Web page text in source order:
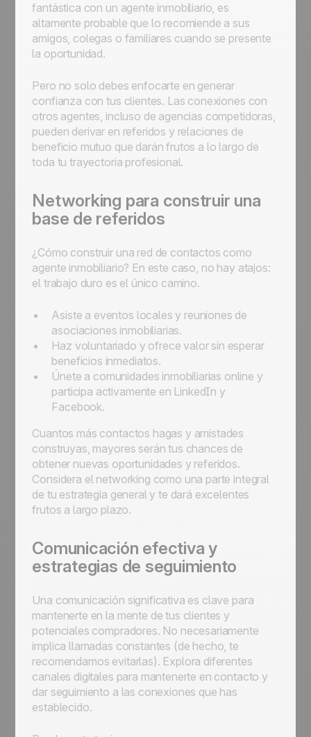
fantástica con un agente inmobiliario, es
altamente probable que lo recomiende a sus
amigos, colegas o familiares cuando se presente
la oportunidad.
Pero no solo debes enfocarte en generar
confianza con tus clientes. Las conexiones con
otros agentes, incluso de agencias competidoras,
pueden derivar en referidos y relaciones de
beneficio mutuo que darán frutos a lo largo de
toda tu trayectoria profesional.
Networking para construir una
base de referidos
¿Cómo construir una red de contactos como
agente inmobiliario? En este caso, no hay atajos:
el trabajo duro es el único camino.
Asiste a eventos locales y reuniones de
asociaciones inmobiliarias.
Haz voluntariado y ofrece valor sin esperar
beneficios inmediatos.
Únete a comunidades inmobiliarias online y
participa activamente en LinkedIn y
Facebook.
Cuantos más contactos hagas y amistades
construyas, mayores serán tus chances de
obtener nuevas oportunidades y referidos.
Considera el networking como una parte integral
de tu estrategia general y te dará excelentes
frutos a largo plazo.
Comunicación efectiva y
estrategias de seguimiento
Una comunicación significativa es clave para
mantenerte en la mente de tus clientes y
potenciales compradores. No necesariamente
implica llamadas constantes (de hecho, te
recomendamos evitarlas). Explora diferentes
canales digitales para mantenerte en contacto y
dar seguimiento a las conexiones que has
establecido.